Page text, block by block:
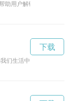
助用户解锁更多高速线
们生活中不可或缺的一
下载